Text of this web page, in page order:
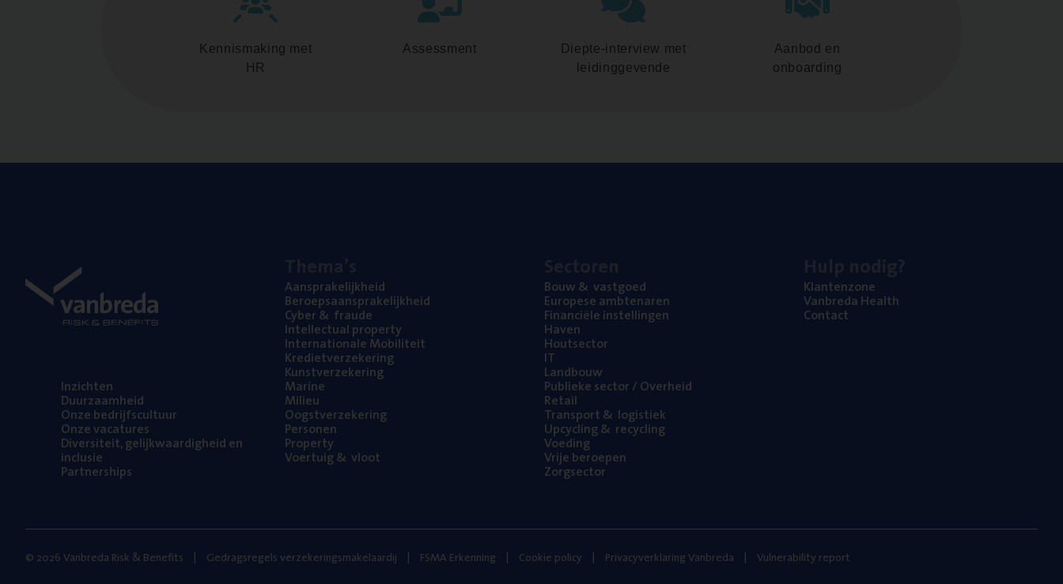
Kennismaking met
HR
Assessment
Diepte-interview met
leidinggevende
Aanbod en
onboarding
Inzich­ten
Duur­zaam­heid
Onze bedrijfs­cul­tuur
Onze vaca­tu­res
Diver­si­teit, gelijk­waar­dig­heid en
inclusie
Part­ner­ships
Aan­spra­ke­lijk­heid
Beroeps­aan­spra­ke­lijk­heid
Cyber& fraude
Intel­lec­tu­al property
Inter­na­ti­o­na­le Mobiliteit
Kre­diet­ver­ze­ke­ring
Kunst­ver­ze­ke­ring
Mari­ne
Mili­eu
Oogst­ver­ze­ke­ring
Per­so­nen
Pro­per­ty
Voer­tuig& vloot
Bouw& vastgoed
Euro­pe­se ambtenaren
Finan­ci­ë­le instellingen
Haven
Hout­sec­tor
IT
Land­bouw
Publie­ke sec­tor / Overheid
Retail
Trans­port& logistiek
Upcy­cling& recycling
Voe­ding
Vrije beroe­pen
Zorg­sec­tor
Klan­ten­zo­ne
Van­b­re­da Health
Con­tact
© 2026 Vanbreda Risk & Benefits Gedragsregels verzekeringsmakelaardij FSMA Erkenning Cookie policy Privacyverklaring Vanbreda Vulnerability report